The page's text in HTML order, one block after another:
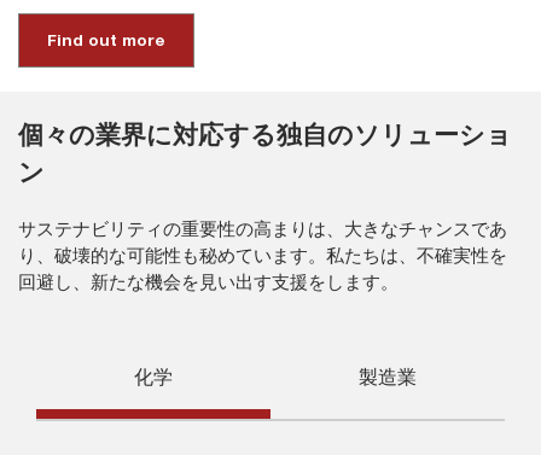
Find out more
個々の業界に対応する独自のソリューショ
ン
サステナビリティの重要性の高まりは、大きなチャンスであ
り、破壊的な可能性も秘めています。私たちは、不確実性を
回避し、新たな機会を見い出す支援をします。
化学 製造業